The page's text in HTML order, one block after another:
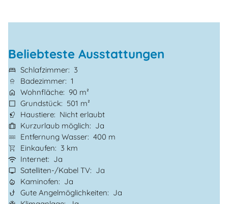
Beliebteste Ausstattungen
Schlafzimmer
3
Badezimmer 1
Wohnfläche
90 m²
Grundstück
501 m²
Haustiere
Nicht erlaubt
Kurzurlaub möglich
Ja
Entfernung Wasser 400 m
Einkaufen
3 km
Internet
Ja
Satelliten-/Kabel TV
Ja
Kaminofen
Ja
Gute Angelmöglichkeiten
Ja